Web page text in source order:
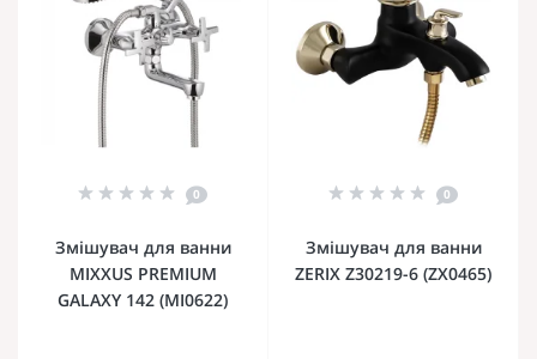
0
Змішувач для ванни
MIXXUS PREMIUM
GALAXY 142 (MI0622)
0
Змішувач для ванни
ZERIX Z30219-6 (ZX0465)